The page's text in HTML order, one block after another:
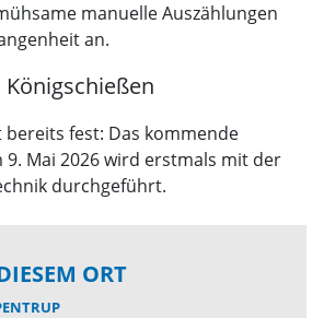
manuelle Auszählungen
an.
fest: Das kommende
9. Mai 2026 wird erstmals mit der
durchgeführt.
ORT